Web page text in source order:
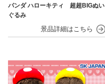
パンダ ハローキティ 超超BIGぬい
ぐるみ